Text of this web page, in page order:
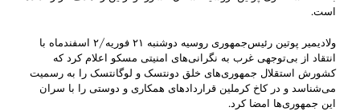
است.
ولادیمیر پوتین رئیس‌جمهوری روسیه دوشنبه ۲۱ فوریه/۲ اسفندماه با
انتقاد از بی‌توجهی غرب به نگرانی‌های امنیتی مسکو اعلام کرد که
کشورش استقلال جمهوری‌های خلق دونتسک و لوگانتسک را به رسمیت
می‌شناسد و در کاخ کرملین قراردادهای همکاری و دوستی را با سران
این جمهوری‌ها امضا کرد.